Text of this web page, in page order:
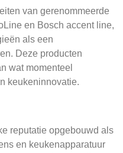
van gerenommeerde
en Bosch accent line,
als een
Deze producten
wat momenteel
keukeninnovatie.
reputatie opgebouwd als
en keukenapparatuur